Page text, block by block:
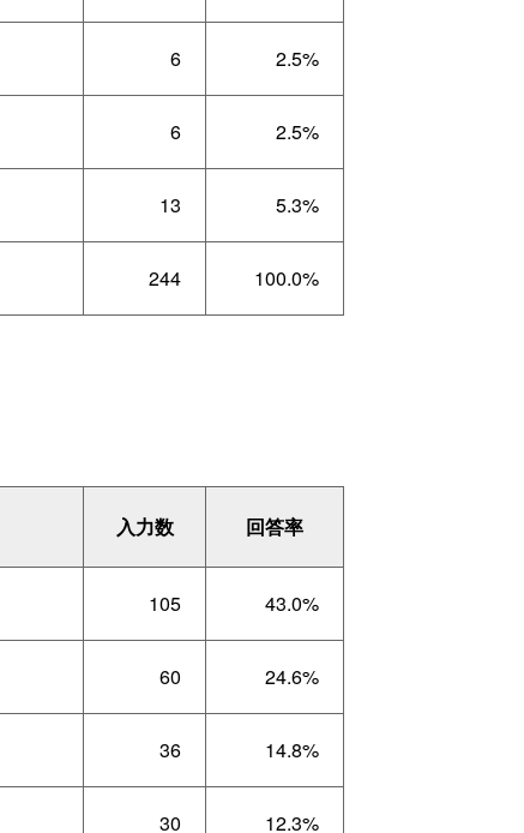
6 2.5%
6 2.5%
13 5.3%
244 100.0%
入力数 回答率
105 43.0%
60 24.6%
36 14.8%
30 12.3%